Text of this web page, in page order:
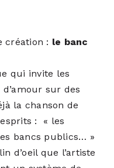
création : le banc
qui invite les
sur des
la chanson de
: « les
bancs publics… »
d’oeil que l’artiste